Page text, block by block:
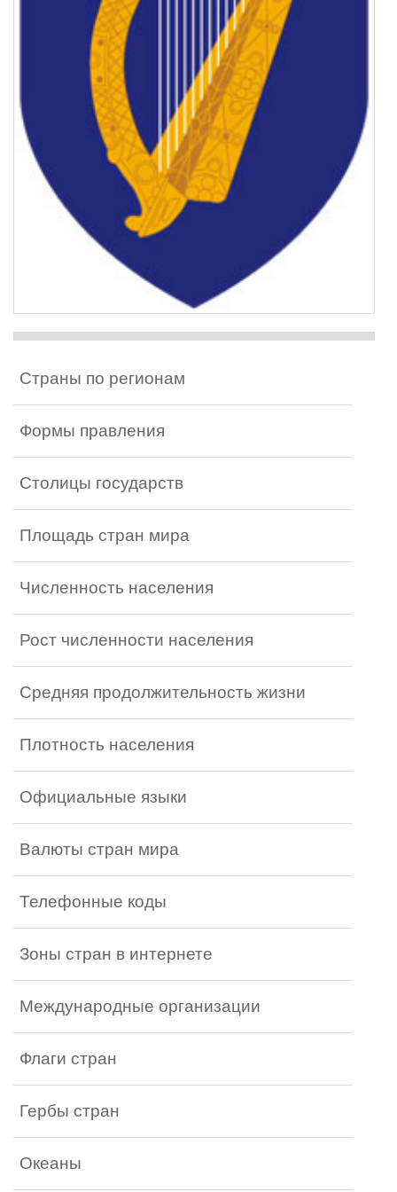
Страны по регионам
Формы правления
Столицы государств
Площадь стран мира
Численность населения
Рост численности населения
Средняя продолжительность жизни
Плотность населения
Официальные языки
Валюты стран мира
Телефонные коды
Зоны стран в интернете
Международные организации
Флаги стран
Гербы стран
Океаны